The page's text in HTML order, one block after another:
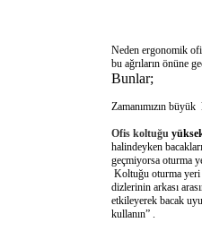
Neden ergonomik
bu ağrıların önüne
Bunlar;
Zamanımızın
Ofis koltuğu
halindeyken
geçmiyorsa oturma
Koltuğu oturma yeri
dizlerinin arkası
etkileyerek bacak
kullanın” .